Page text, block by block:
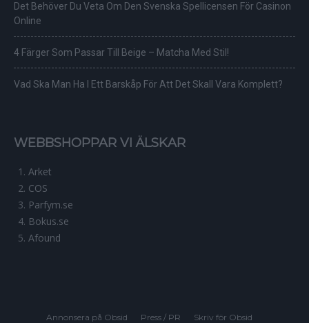
Det Behöver Du Veta Om Den Svenska Spellicensen För Casinon
Online
4 Färger Som Passar Till Beige – Matcha Med Stil!
Vad Ska Man Ha I Ett Barskåp För Att Det Skall Vara Komplett?
WEBBSHOPPAR VI ÄLSKAR
Arket
COS
Parfym.se
Bokus.se
Afound
Annonsera på Obsid Press / PR Skriv för Obsid